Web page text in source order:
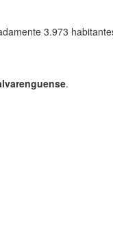
3.973
.